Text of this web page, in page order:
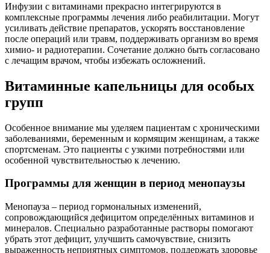
Инфузии с витаминами прекрасно интегрируются в
комплексные программы лечения либо реабилитации. Могут
усиливать действие препаратов, ускорять восстановление
после операций или травм, поддерживать организм во время
химио- и радиотерапии. Сочетание должно быть согласовано
с лечащим врачом, чтобы избежать осложнений.
Витаминные капельницы для особых
групп
Особенное внимание мы уделяем пациентам с хроническими
заболеваниями, беременным и кормящим женщинам, а также
спортсменам. Это пациенты с узкими потребностями или
особенной чувствительностью к лечению.
Программы для женщин в период менопаузы
Менопауза – период гормональных изменений,
сопровождающийся дефицитом определённых витаминов и
минералов. Специально разработанные растворы помогают
убрать этот дефицит, улучшить самочувствие, снизить
выраженность неприятных симптомов, поддержать здоровье